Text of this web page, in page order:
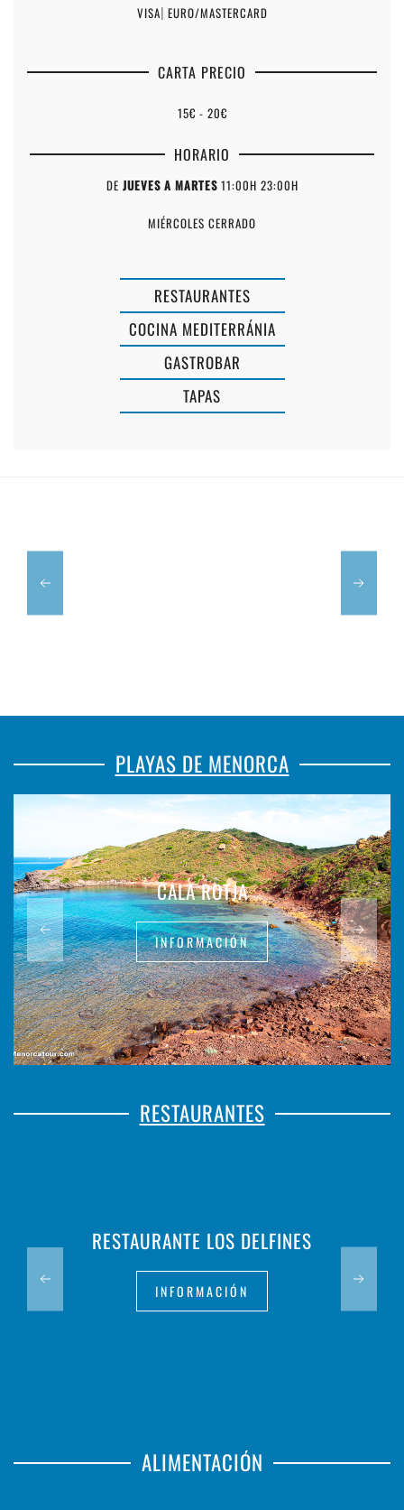
VISA| EURO/MASTERCARD
CARTA PRECIO
15€ - 20€
HORARIO
DE JUEVES A MARTES 11:00H 23:00H
MIÉRCOLES CERRADO
RESTAURANTES
COCINA MEDITERRÁNIA
GASTROBAR
TAPAS
AIRE
PUNTA
PLAYAS DE MENORCA
CALA ROTJA
INFORMACIÓN
RESTAURANTES
RESTAURANTE LOS DELFINES
INFORMACIÓN
ALIMENTACIÓN